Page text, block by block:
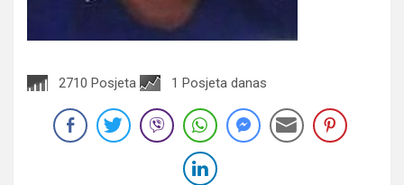
2710 Posjeta 1 Posjeta danas